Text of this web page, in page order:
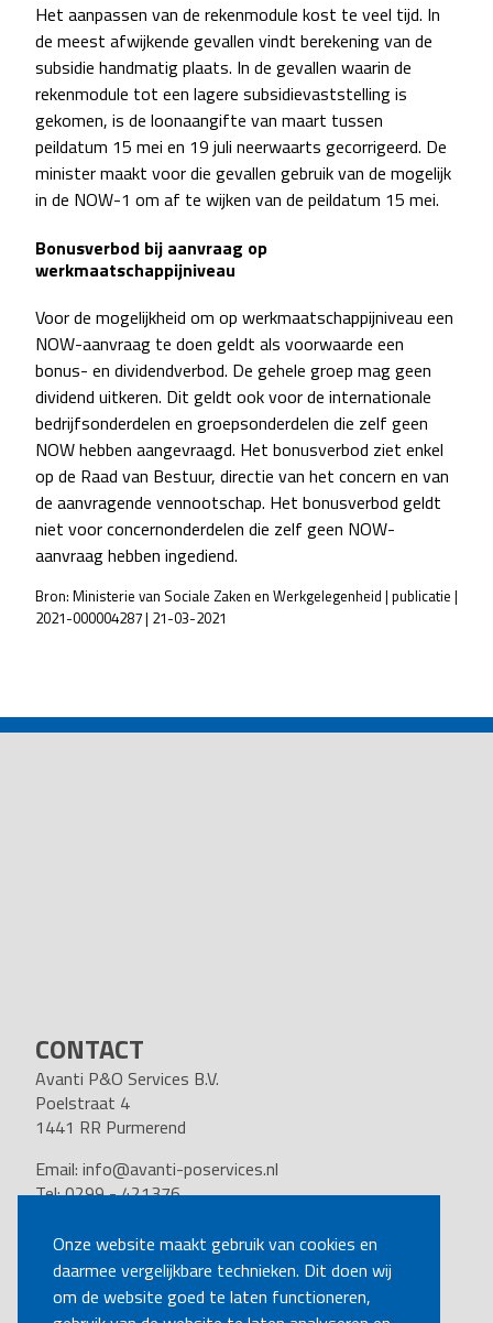
Onze website maakt gebruik van cookies en
daarmee vergelijkbare technieken. Dit doen wij
om de website goed te laten functioneren,
Het aanpassen van de rekenmodule kost te veel tijd. In
de meest afwijkende gevallen vindt berekening van de
subsidie handmatig plaats. In de gevallen waarin de
rekenmodule tot een lagere subsidievaststelling is
gekomen, is de loonaangifte van maart tussen
peildatum 15 mei en 19 juli neerwaarts gecorrigeerd. De
minister maakt voor die gevallen gebruik van de mogelijk
in de NOW-1 om af te wijken van de peildatum 15 mei.
Bonusverbod bij aanvraag op
werkmaatschappijniveau
Voor de mogelijkheid om op werkmaatschappijniveau een
NOW-aanvraag te doen geldt als voorwaarde een
bonus- en dividendverbod. De gehele groep mag geen
dividend uitkeren. Dit geldt ook voor de internationale
bedrijfsonderdelen en groepsonderdelen die zelf geen
NOW hebben aangevraagd. Het bonusverbod ziet enkel
op de Raad van Bestuur, directie van het concern en van
de aanvragende vennootschap. Het bonusverbod geldt
niet voor concernonderdelen die zelf geen NOW-
aanvraag hebben ingediend.
Bron: Ministerie van Sociale Zaken en Werkgelegenheid | publicatie |
2021-000004287 | 21-03-2021
NAVIGATION
CONTACT
Avanti P&O Services B.V.
Poelstraat 4
1441 RR Purmerend
Email: info@avanti-poservices.nl
Tel: 0299 - 421376
Kvk nummer: 37140121
VOLG ONS